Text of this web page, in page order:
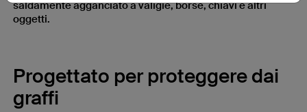
saldamente agganciato a valigie, borse, chiavi e altri
oggetti.
Progettato per proteggere dai
graffi